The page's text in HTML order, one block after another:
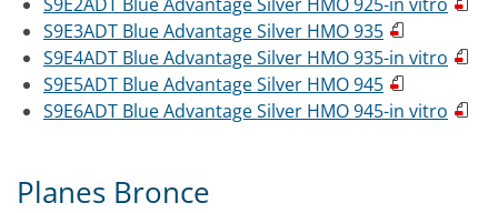
S9E3ADT Blue Advantage Silver HMO 935
S9E4ADT Blue Advantage Silver HMO 935-in vitro
S9E5ADT Blue Advantage Silver HMO 945
S9E6ADT Blue Advantage Silver HMO 945-in vitro
Planes Bronce